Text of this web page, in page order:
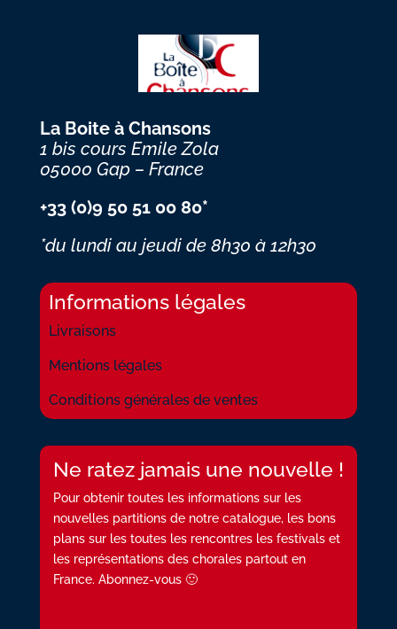
La Boite à Chansons
1 bis cours Emile Zola
05000 Gap – France
+33 (0)9 50 51 00 80*
*du lundi au jeudi de 8h30 à 12h30
Informations légales
Livraisons
Mentions légales
Conditions générales de ventes
Ne ratez jamais une nouvelle !
Pour obtenir toutes les informations sur les
nouvelles partitions de notre catalogue, les bons
plans sur les toutes les rencontres les festivals et
les représentations des chorales partout en
France. Abonnez-vous 🙂